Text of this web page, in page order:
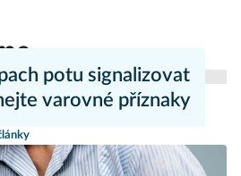
potu signalizovat
varovné příznaky